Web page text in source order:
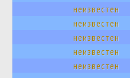
неизвестен
неизвестен
неизвестен
неизвестен
неизвестен